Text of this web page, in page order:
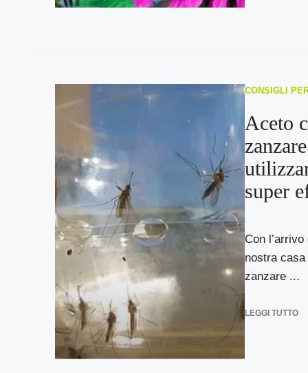
CONSIGLI
Aceto
super
Con
nostra
zanzare ...
LEGGI TUTTO